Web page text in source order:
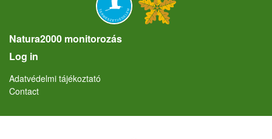
Natura2000 monitorozás
User account menu
Log in
Lábléc
Adatvédelmi tájékoztató
Contact